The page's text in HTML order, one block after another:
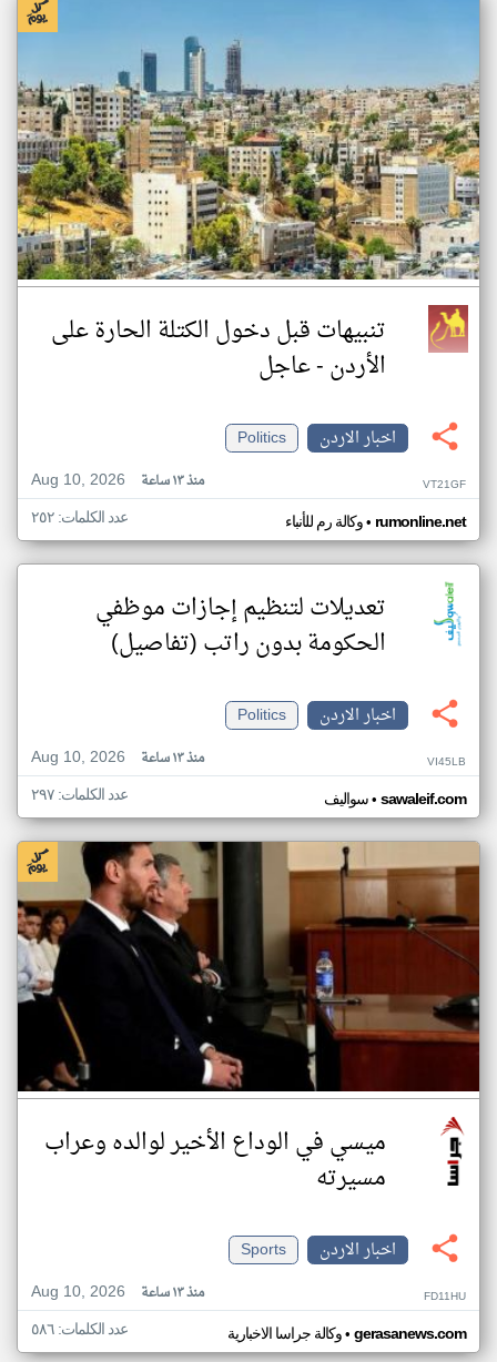
تنبيهات قبل دخول الكتلة الحارة على
الأردن - عاجل
اخبار الاردن
Politics
Aug 10, 2026
منذ ١٣ ساعة VT21GF
وكالة رم للأنباء• rumonline.net عدد الكلمات: ٢٥٢
تعديلات لتنظيم إجازات موظفي
الحكومة بدون راتب (تفاصيل)
اخبار الاردن
Politics
Aug 10, 2026
منذ ١٣ ساعة VI45LB
سواليف• sawaleif.com عدد الكلمات: ٢٩٧
ميسي في الوداع الأخير لوالده وعراب
مسيرته
اخبار الاردن
Sports
Aug 10, 2026
منذ ١٣ ساعة FD11HU
وكالة جراسا الاخبارية• gerasanews.com عدد الكلمات: ٥٨٦